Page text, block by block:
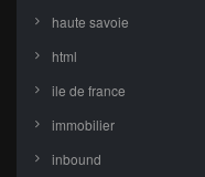
haute savoie
html
ile de france
immobilier
inbound